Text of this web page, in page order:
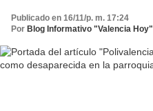
Publicado en 16/11/p. m. 17:24
Por Blog Informativo "Valencia Hoy"